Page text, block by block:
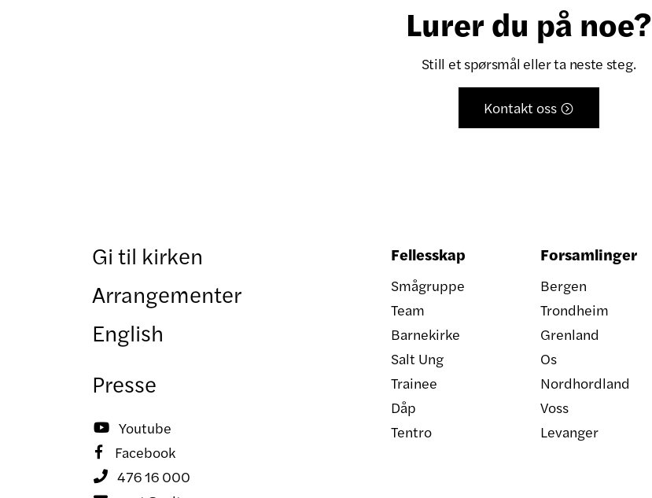
Lurer du på noe?
Still et spørsmål eller ta neste steg.
Kontakt oss 
Gi til kirken
Arrangementer
English
Presse
 Youtube
 Facebook
 476 16 000
Fellesskap
Smågruppe
Team
Barnekirke
Salt Ung
Trainee
Dåp
Tentro
Forsamlinger
Bergen
Trondheim
Grenland
Os
Nordhordland
Voss
Levanger